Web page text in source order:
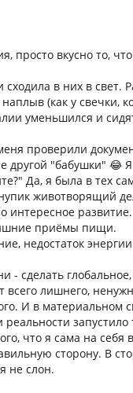
просто вкусно то,
в них в свет.
(как у свечки,
уменьшился и
проверили
другой "бабушки" 😂 Я
Да, я была в тех
животворящий
интересное развитие.
приёмы пищи.
недостаток
сделать глобальное,
лишнего,
И в материальном
запустило
что я сама на себя
сторону. В
не слон.